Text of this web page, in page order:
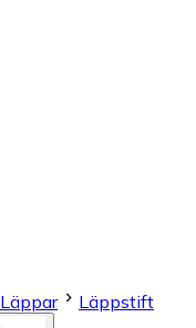
Läppar Läppstift